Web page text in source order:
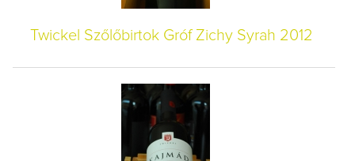
Twickel Szőlőbirtok Gróf Zichy Syrah 2012